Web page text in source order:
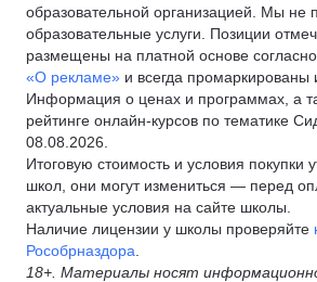
образовательной организацией. Мы не
образовательные услуги. Позиции
размещены на платной основе согласно
«О рекламе» и всегда промаркированы
Информация о ценах и программах, а
рейтинге онлайн-курсов по тематике
08.08.2026.
Итоговую стоимость и условия покупки
школ, они могут измениться — перед
актуальные условия на сайте школы.
Наличие лицензии у школы проверяйте
Рособрназдора
18+. Материалы носят